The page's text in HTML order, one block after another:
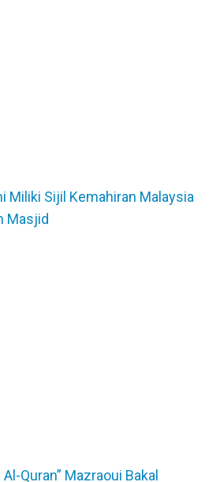
Miliki Sijil Kemahiran Malaysia
Masjid
Quran” Mazraoui Bakal